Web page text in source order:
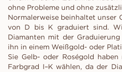
ohne Probleme und ohne
Normalerweise beinhaltet unser
von D bis K graduiert sind.
Diamanten mit der
ihn in einem Weißgold- oder
Sie Gelb- oder Roségold
Farbgrad I–K wählen, da der